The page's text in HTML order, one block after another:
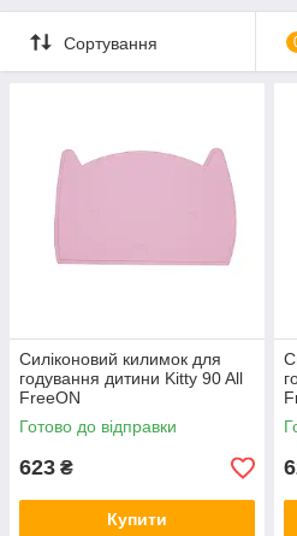
Сортування
Силіконовий килимок для
годування дитини Kitty 90 All
FreeON
Готово до відправки
623 ₴
Купити